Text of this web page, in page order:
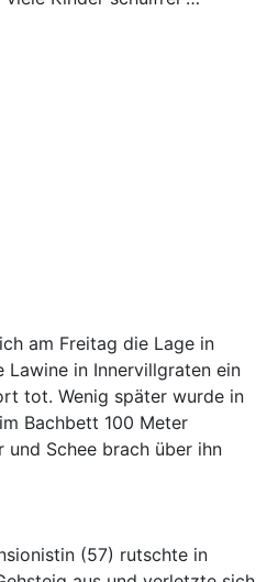
am Freitag die Lage in
in Innervillgraten ein
tot. Wenig später wurde in
Bachbett 100 Meter
und Schee brach über ihn
(57) rutschte in